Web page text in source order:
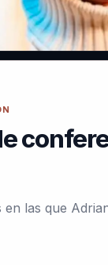
en las que